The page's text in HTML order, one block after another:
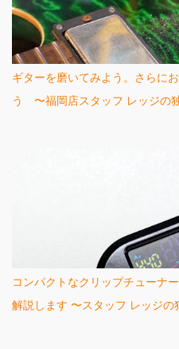
ギターを磨いてみよう。さらに
う 〜福岡店スタッフ レッジの
コンパクトなクリップチューナ
解説します 〜スタッフ レッジの